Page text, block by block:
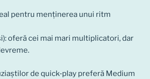
pentru menținerea unui ritm
oferă cei mai mari multiplicatori, dar
de quick‑play preferă Medium